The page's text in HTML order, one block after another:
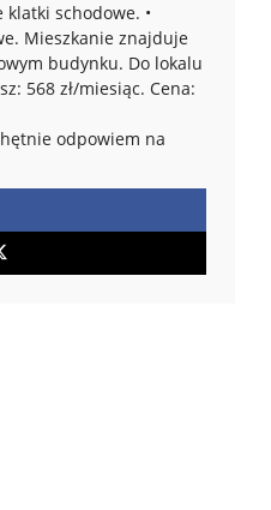
schodowe. •
Mieszkanie znajduje
budynku. Do lokalu
568 zł/miesiąc. Cena:
odpowiem na